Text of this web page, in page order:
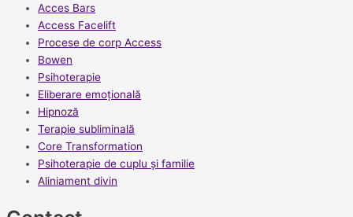
Acces Bars
Access Facelift
Procese de corp Access
Bowen
Psihoterapie
Eliberare emoțională
Hipnoză
Terapie subliminală
Core Transformation
Psihoterapie de cuplu și familie
Aliniament divin